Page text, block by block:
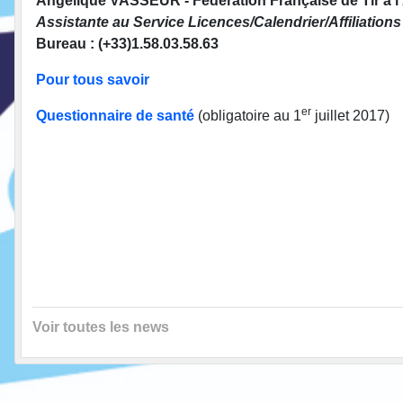
Assistante au Service Licences/Calendrier/Affiliations
Bureau : (+33)1.58.03.58.63
Pour tous savoir
Questionnaire de santé (obligatoire au 1er juillet 2017)
Voir toutes les news